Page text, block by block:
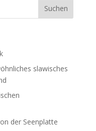
slawisches
der Seenplatte